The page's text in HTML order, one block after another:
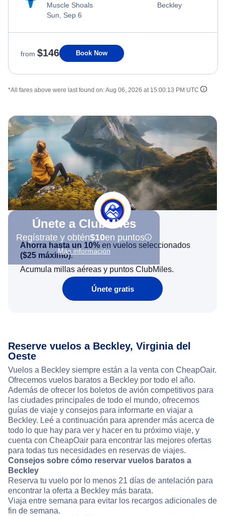
Muscle Shoals
Sun, Sep 6
Beckley
from $146 Book Now
*All fares above were last found on:Aug 06, 2026 at 15:00:13 PM UTC
Únete a ClubMiles
Regístrate y obtén$10en puntos
Más información
Ahorra hasta un 10% en vuelos seleccionados
($25 máximo).
Acumula millas aéreas y puntos ClubMiles.
Únete gratis
Reserve vuelos a Beckley, Virginia del
Oeste
Vuelos a Beckley siempre están a la venta con CheapOair.
Ofrecemos vuelos baratos a Beckley por todo el año.
Además de ofrecer los boletos de avión competitivos para
las ciudades principales de todo el mundo, ofrecemos
guías de viaje y consejos para informarte en viajar a
Beckley. Leé a continuación para aprender más acerca de
todo lo que hay para ver y hacer en tu próximo viaje, y
cuenta con CheapOair para encontrar las mejores ofertas
para todas tus necesidades en reservas de viajes.
Consejos sobre cómo reservar vuelos baratos a
Beckley
Reserva tu vuelo por lo menos 21 días de antelación para
encontrar la oferta a Beckley más barata.
Viaja entre semana para evitar los recargos adicionales de
fin de semana.